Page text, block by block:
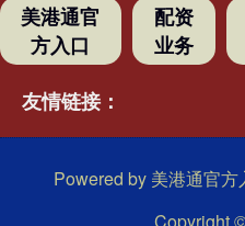
美港通官
方入口
配资
业务
友情链接：
Powered by 美港通官方